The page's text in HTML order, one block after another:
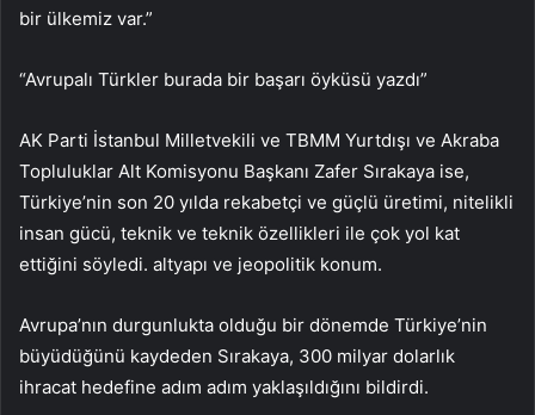
bir ülkemiz var.”
“Avrupalı ​​Türkler burada bir başarı öyküsü yazdı”
AK Parti İstanbul Milletvekili ve TBMM Yurtdışı ve Akraba
Topluluklar Alt Komisyonu Başkanı Zafer Sırakaya ise,
Türkiye’nin son 20 yılda rekabetçi ve güçlü üretimi, nitelikli
insan gücü, teknik ve teknik özellikleri ile çok yol kat
ettiğini söyledi. altyapı ve jeopolitik konum.
Avrupa’nın durgunlukta olduğu bir dönemde Türkiye’nin
büyüdüğünü kaydeden Sırakaya, 300 milyar dolarlık
ihracat hedefine adım adım yaklaşıldığını bildirdi.